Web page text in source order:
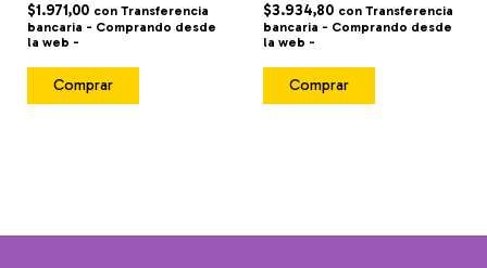
$1.971,00 con Transferencia
bancaria - Comprando desde
la web -
Comprar
$3.934,80 con Transferencia
bancaria - Comprando desde
la web -
Comprar